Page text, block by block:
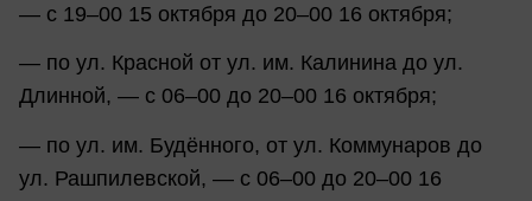
— с 19–00 15 октября до 20–00 16 октября;
— по ул. Красной от ул. им. Калинина до ул.
Длинной, — с 06–00 до 20–00 16 октября;
— по ул. им. Будённого, от ул. Коммунаров до
ул. Рашпилевской, — с 06–00 до 20–00 16